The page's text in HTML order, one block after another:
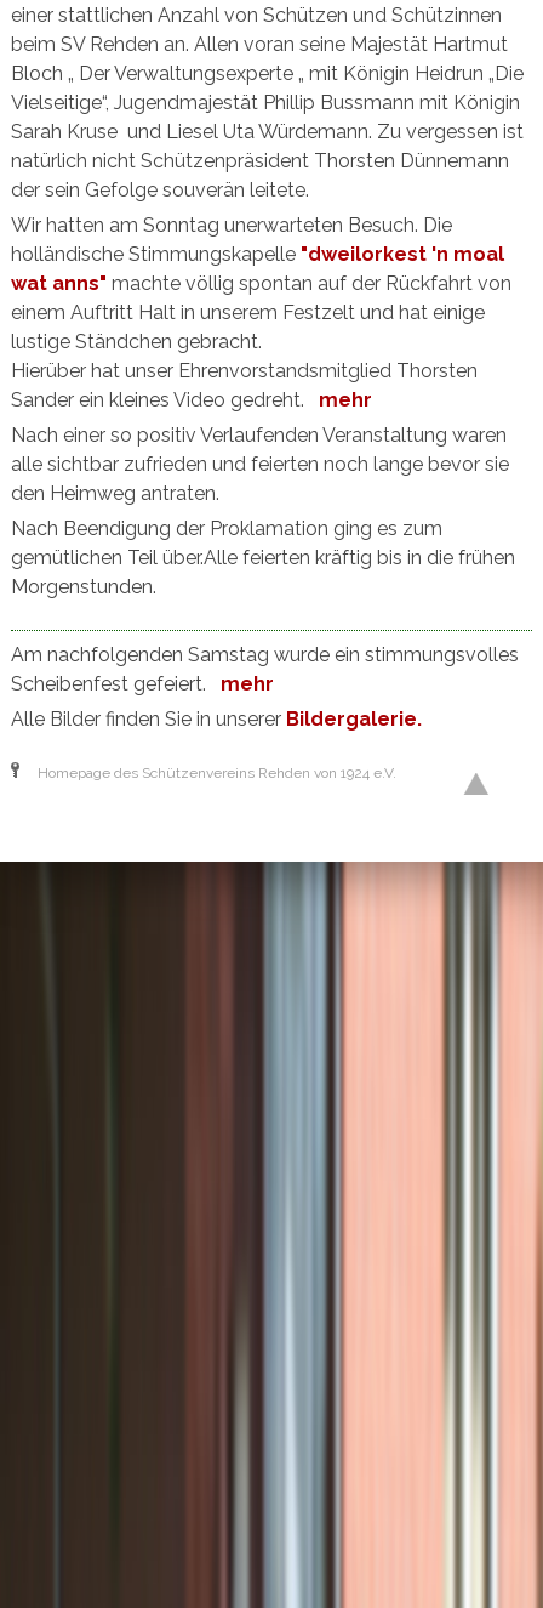
einer stattlichen Anzahl von Schützen und Schützinnen
beim SV Rehden an. Allen voran seine Majestät Hartmut
Bloch „ Der Verwaltungsexperte „ mit Königin Heidrun „Die
Vielseitige“, Jugendmajestät Phillip Bussmann mit Königin
Sarah Kruse und Liesel Uta Würdemann. Zu vergessen ist
natürlich nicht Schützenpräsident Thorsten Dünnemann
der sein Gefolge souverän leitete.
Wir hatten am Sonntag unerwarteten Besuch. Die
holländische Stimmungskapelle "dweilorkest 'n moal
wat anns" machte völlig spontan auf der Rückfahrt von
einem Auftritt Halt in unserem Festzelt und hat einige
lustige Ständchen gebracht.
Hierüber hat unser Ehrenvorstandsmitglied Thorsten
Sander ein kleines Video gedreht. mehr
Nach einer so positiv Verlaufenden Veranstaltung waren
alle sichtbar zufrieden und feierten noch lange bevor sie
den Heimweg antraten.
Nach Beendigung der Proklamation ging es zum
gemütlichen Teil über.Alle feierten kräftig bis in die frühen
Morgenstunden.
Am nachfolgenden Samstag wurde ein stimmungsvolles
Scheibenfest gefeiert. mehr
Alle Bilder finden Sie in unserer Bildergalerie.
Homepage des Schützenvereins Rehden von 1924 e.V.